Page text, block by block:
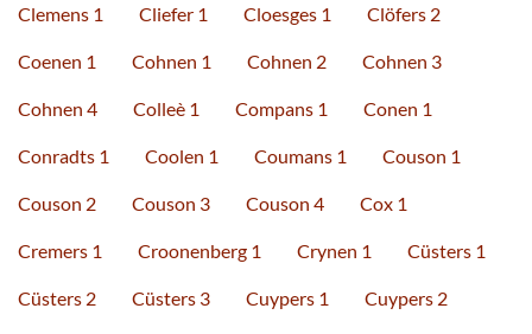
Clemens 1 Cliefer 1 Cloesges 1 Clöfers 2
Coenen 1 Cohnen 1 Cohnen 2 Cohnen 3
Cohnen 4 Colleè 1 Compans 1 Conen 1
Conradts 1 Coolen 1 Coumans 1 Couson 1
Couson 2 Couson 3 Couson 4 Cox 1
Cremers 1 Croonenberg 1 Crynen 1 Cüsters 1
Cüsters 2 Cüsters 3 Cuypers 1 Cuypers 2